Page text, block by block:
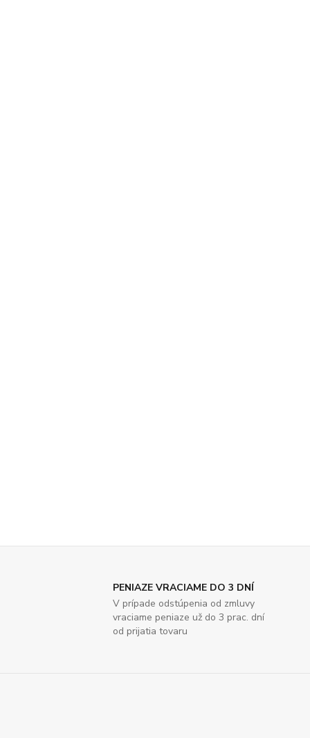
PENIAZE VRACIAME DO 3 DNÍ
V prípade odstúpenia od zmluvy
vraciame peniaze už do 3 prac. dní
od prijatia tovaru